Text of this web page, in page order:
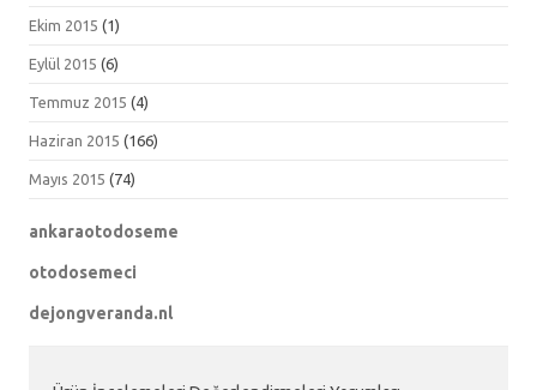
Ekim 2015 (1)
Eylül 2015 (6)
Temmuz 2015 (4)
Haziran 2015 (166)
Mayıs 2015 (74)
ankaraotodoseme
otodosemeci
dejongveranda.nl